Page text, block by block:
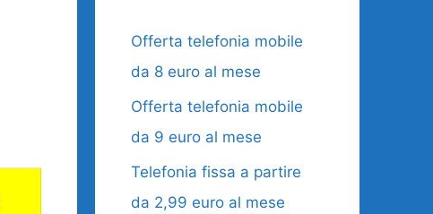
Offerta telefonia mobile
da 8 euro al mese
Offerta telefonia mobile
da 9 euro al mese
Telefonia fissa a partire
da 2,99 euro al mese